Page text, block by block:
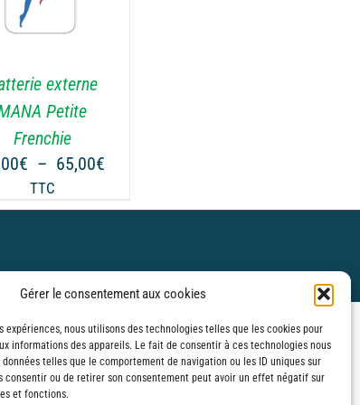
Gérer le consentement aux cookies
expériences, nous utilisons des technologies telles que les cookies pour
informations des appareils. Le fait de consentir à ces technologies nous
telles que le comportement de navigation ou les ID uniques sur
consentir ou de retirer son consentement peut avoir un effet négatif sur
et fonctions.
externe
Petite
Frenchie
€ – 65,00€
prix :
TTC